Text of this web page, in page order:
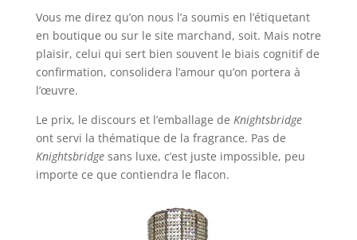
Vous me direz qu’on nous l’a soumis en l’étiquetant
en boutique ou sur le site marchand, soit. Mais notre
plaisir, celui qui sert bien souvent le biais cognitif de
confirmation, consolidera l’amour qu’on portera à
l’œuvre.
Le prix, le discours et l’emballage de Knightsbridge
ont servi la thématique de la fragrance. Pas de
Knightsbridgesans luxe, c’est juste impossible, peu
importe ce que contiendra le flacon.